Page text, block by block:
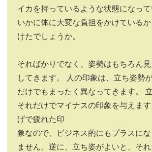
イカを持っているような状態になって
いかに体に大変な負担をかけている
けたでしょうか。
そればかりでなく、姿勢はもちろん
してきます。 人の印象は、立ち姿勢
だけでもまったく異なってきます。
それだけでマイナスの印象を与えま
げで疲れた印
象なので、ビジネス的にもプラスにな
ません。逆に、立ち姿がよいと、そ